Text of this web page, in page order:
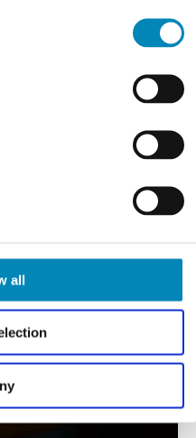
all